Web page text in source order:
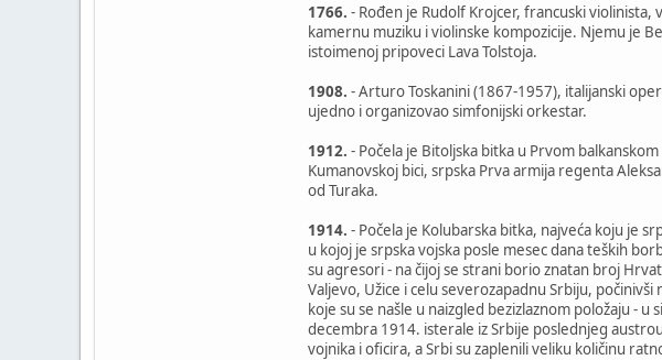
1766. - Rođen je Rudolf Krojcer, francuski
kamernu muziku i violinske kompozicije. Njemu je
istoimenoj pripoveci Lava Tolstoja.
1908. - Arturo Toskanini (1867-1957), italijanski
ujedno i organizovao simfonijski orkestar.
1912. - Počela je Bitoljska bitka u Prvom
Kumanovskoj bici, srpska Prva armija regenta
od Turaka.
1914. - Počela je Kolubarska bitka, najveća koju je
u kojoj je srpska vojska posle mesec dana teških
su agresori - na čijoj se strani borio znatan broj
Valjevo, Užice i celu severozapadnu Srbiju,
koje su se našle u naizgled bezizlaznom položaju -
decembra 1914. isterale iz Srbije poslednjeg
vojnika i oficira, a Srbi su zaplenili veliku količinu